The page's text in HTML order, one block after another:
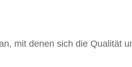
mit denen sich die Qualität